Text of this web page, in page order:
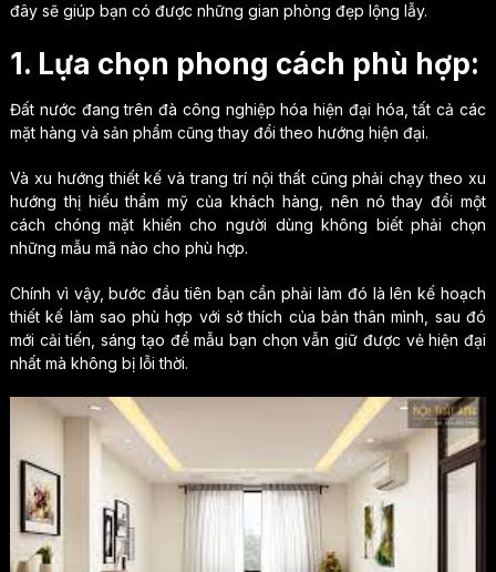
đây sẽ giúp bạn có được những gian phòng đẹp lộng lẫy.
1. Lựa chọn phong cách phù hợp:
Đất nước đang trên đà công nghiệp hóa hiện đại hóa, tất cả các
mặt hàng và sản phẩm cũng thay đổi theo hướng hiện đại.
Và xu hướng thiết kế và trang trí nội thất cũng phải chạy theo xu
hướng thị hiếu thẩm mỹ của khách hàng, nên nó thay đổi một
cách chóng mặt khiến cho người dùng không biết phải chọn
những mẫu mã nào cho phù hợp.
Chính vì vậy, bước đầu tiên bạn cần phải làm đó là lên kế hoạch
thiết kế làm sao phù hợp với sở thích của bản thân mình, sau đó
mới cải tiến, sáng tạo để mẫu bạn chọn vẫn giữ được vẻ hiện đại
nhất mà không bị lỗi thời.